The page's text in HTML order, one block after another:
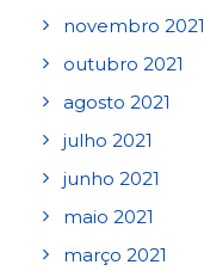
novembro 2021
outubro 2021
agosto 2021
julho 2021
junho 2021
maio 2021
março 2021